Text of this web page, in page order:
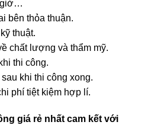
giờ…
bên thỏa thuận.
thuật.
chất lượng và thẩm mỹ.
thi công.
khi thi công xong.
phí tiệt kiệm hợp lí.
giá rẻ nhất cam kết với